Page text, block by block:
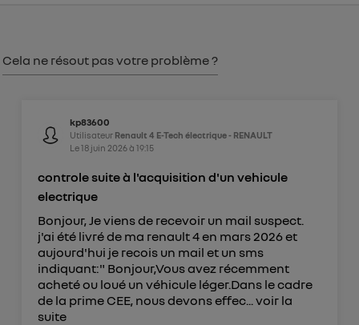
Cela ne résout pas votre problème ?
kp83600
Utilisateur Renault 4 E-Tech électrique - RENAULT
Le18 juin 2026à 19:15
controle suite à l'acquisition d'un vehicule
electrique
Bonjour, Je viens de recevoir un mail suspect.
j'ai été livré de ma renault 4 en mars 2026 et
aujourd'hui je recois un mail et un sms
indiquant:" Bonjour,Vous avez récemment
acheté ou loué un véhicule léger.Dans le cadre
de la prime CEE, nous devons effec... voir la
suite
Pour plus d'informations, veuillez consulter